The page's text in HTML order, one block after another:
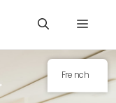
French